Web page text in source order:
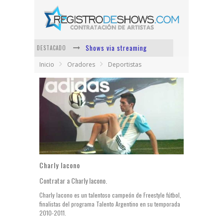
DESTACADO
Shows via streaming
Lit Killah
Nicki Nicole
Duki
Vi Em
Los Ángeles Azules
Inicio Oradores Deportistas
Charly Iacono
Contratar a Charly Iacono.
Charly Iacono es un talentoso campeón de Freestyle fútbol,
finalistas del programa Talento Argentino en su temporada
2010-2011.